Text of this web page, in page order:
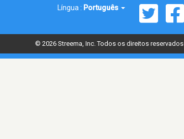
Língua : Português
© 2026 Streema, Inc. Todos os direitos reservados